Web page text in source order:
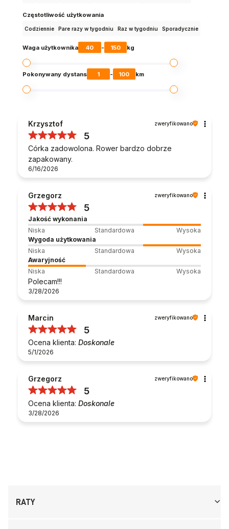
Częstotliwość użytkowania
Codziennie Pare razy w tygodniu Raz w tygodniu Sporadycznie
Waga użytkownika 40 - 150 kg
Pokonywany dystans 1 - 100 km
Krzysztof zweryfikowano
5
Córka zadowolona. Rower bardzo dobrze
zapakowany.
6/16/2026
Grzegorz zweryfikowano
5
Jakość wykonania
Niska
Standardowa
Wysoka
Wygoda użytkowania
Niska
Standardowa
Wysoka
Awaryjność
Niska
Standardowa Wysoka
Polecam!!!
3/28/2026
Marcin zweryfikowano
5
Ocena klienta: Doskonale
5/1/2026
Grzegorz zweryfikowano
5
Ocena klienta: Doskonale
3/28/2026
RATY